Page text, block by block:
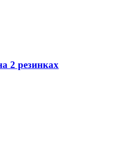
2 резинках